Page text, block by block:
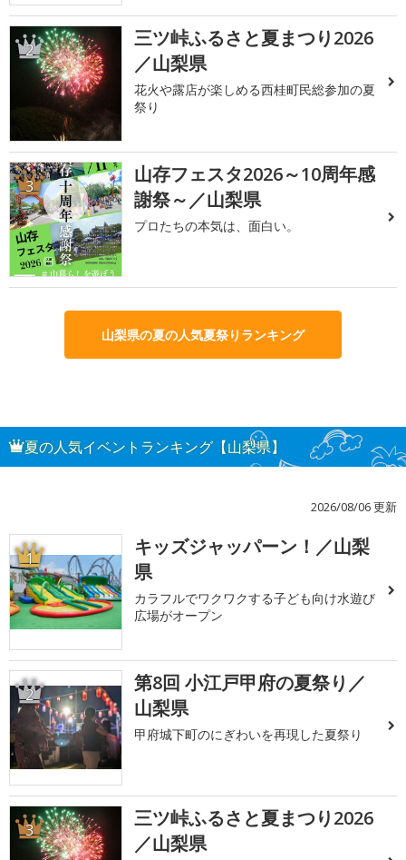
2
三ツ峠ふるさと夏まつり2026
／山梨県
花火や露店が楽しめる西桂町民総参加の夏
祭り
3
山存フェスタ2026～10周年感
謝祭～／山梨県
プロたちの本気は、面白い。
山梨県の夏の人気夏祭りランキング
夏の人気イベントランキング【山梨県】
2026/08/06 更新
1
キッズジャッパーン！／山梨
県
カラフルでワクワクする子ども向け水遊び
広場がオープン
2
第8回 小江戸甲府の夏祭り／
山梨県
甲府城下町のにぎわいを再現した夏祭り
3
三ツ峠ふるさと夏まつり2026
／山梨県